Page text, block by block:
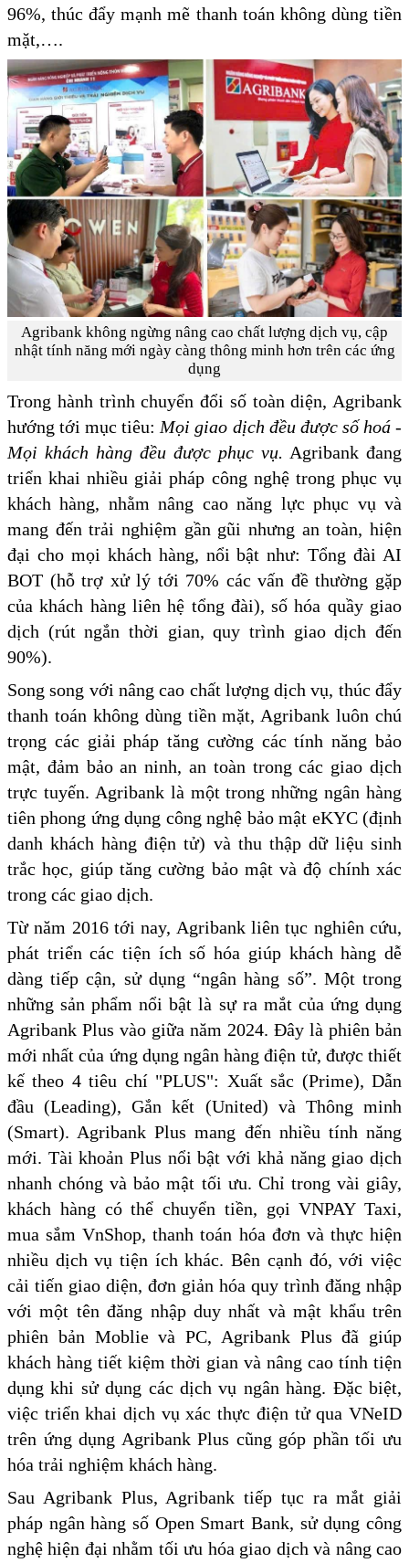
96%, thúc đẩy mạnh mẽ thanh toán không dùng tiền
mặt,….
Agribank không ngừng nâng cao chất lượng dịch vụ, cập
nhật tính năng mới ngày càng thông minh hơn trên các ứng
dụng
Trong hành trình chuyển đổi số toàn diện, Agribank
hướng tới mục tiêu: Mọi giao dịch đều được số hoá -
Mọi khách hàng đều được phục vụ. Agribank đang
triển khai nhiều giải pháp công nghệ trong phục vụ
khách hàng, nhằm nâng cao năng lực phục vụ và
mang đến trải nghiệm gần gũi nhưng an toàn, hiện
đại cho mọi khách hàng, nổi bật như: Tổng đài AI
BOT (hỗ trợ xử lý tới 70% các vấn đề thường gặp
của khách hàng liên hệ tổng đài), số hóa quầy giao
dịch (rút ngắn thời gian, quy trình giao dịch đến
90%).
Song song với nâng cao chất lượng dịch vụ, thúc đẩy
thanh toán không dùng tiền mặt, Agribank luôn chú
trọng các giải pháp tăng cường các tính năng bảo
mật, đảm bảo an ninh, an toàn trong các giao dịch
trực tuyến. Agribank là một trong những ngân hàng
tiên phong ứng dụng công nghệ bảo mật eKYC (định
danh khách hàng điện tử) và thu thập dữ liệu sinh
trắc học, giúp tăng cường bảo mật và độ chính xác
trong các giao dịch.
Từ năm 2016 tới nay, Agribank liên tục nghiên cứu,
phát triển các tiện ích số hóa giúp khách hàng dễ
dàng tiếp cận, sử dụng “ngân hàng số”. Một trong
những sản phẩm nổi bật là sự ra mắt của ứng dụng
Agribank Plus vào giữa năm 2024. Đây là phiên bản
mới nhất của ứng dụng ngân hàng điện tử, được thiết
kế theo 4 tiêu chí "PLUS": Xuất sắc (Prime), Dẫn
đầu (Leading), Gắn kết (United) và Thông minh
(Smart). Agribank Plus mang đến nhiều tính năng
mới. Tài khoản Plus nổi bật với khả năng giao dịch
nhanh chóng và bảo mật tối ưu. Chỉ trong vài giây,
khách hàng có thể chuyển tiền, gọi VNPAY Taxi,
mua sắm VnShop, thanh toán hóa đơn và thực hiện
nhiều dịch vụ tiện ích khác. Bên cạnh đó, với việc
cải tiến giao diện, đơn giản hóa quy trình đăng nhập
với một tên đăng nhập duy nhất và mật khẩu trên
phiên bản Moblie và PC, Agribank Plus đã giúp
khách hàng tiết kiệm thời gian và nâng cao tính tiện
dụng khi sử dụng các dịch vụ ngân hàng. Đặc biệt,
việc triển khai dịch vụ xác thực điện tử qua VNeID
trên ứng dụng Agribank Plus cũng góp phần tối ưu
hóa trải nghiệm khách hàng.
Sau Agribank Plus, Agribank tiếp tục ra mắt giải
pháp ngân hàng số Open Smart Bank, sử dụng công
nghệ hiện đại nhằm tối ưu hóa giao dịch và nâng cao